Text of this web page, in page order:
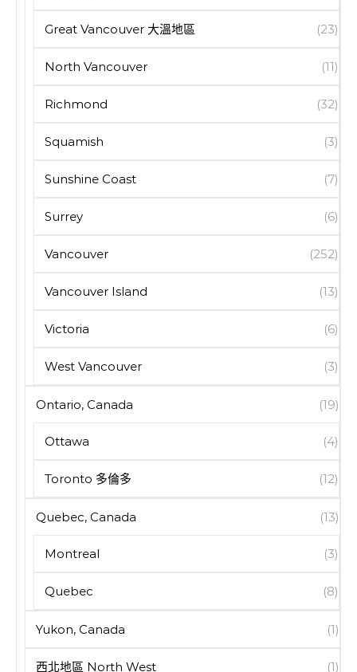
Great Vancouver 大溫地區 (23)
North Vancouver (11)
Richmond (32)
Squamish (3)
Sunshine Coast (7)
Surrey (6)
Vancouver (252)
Vancouver Island (13)
Victoria (6)
West Vancouver (3)
Ontario, Canada (19)
Ottawa (4)
Toronto 多倫多 (12)
Quebec, Canada (13)
Montreal (3)
Quebec (8)
Yukon, Canada (1)
西北地區 North West (1)